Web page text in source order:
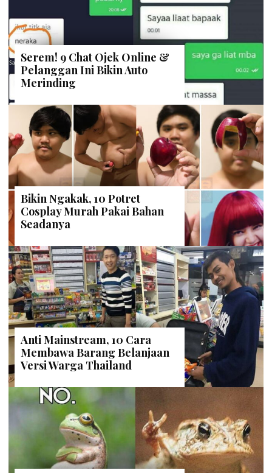
Serem! 9 Chat Ojek Online &
Pelanggan Ini Bikin Auto
Merinding
Bikin Ngakak, 10 Potret
Cosplay Murah Pakai Bahan
Seadanya
Anti Mainstream, 10 Cara
Membawa Barang Belanjaan
Versi Warga Thailand